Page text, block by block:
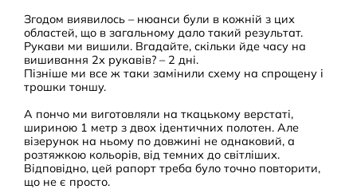
Згодом виявилось – нюанси були в кожній з цих
областей, що в загальному дало такий результат.
Рукави ми вишили. Вгадайте, скільки йде часу на
вишивання 2х рукавів? – 2 дні.
Пізніше ми все ж таки замінили схему на спрощену і
трошки тоншу.
А пончо ми виготовляли на ткацькому верстаті,
шириною 1 метр з двох ідентичних полотен. Але
візерунок на ньому по довжині не однаковий, а
розтяжкою кольорів, від темних до світліших.
Відповідно, цей рапорт треба було точно повторити,
що не є просто.